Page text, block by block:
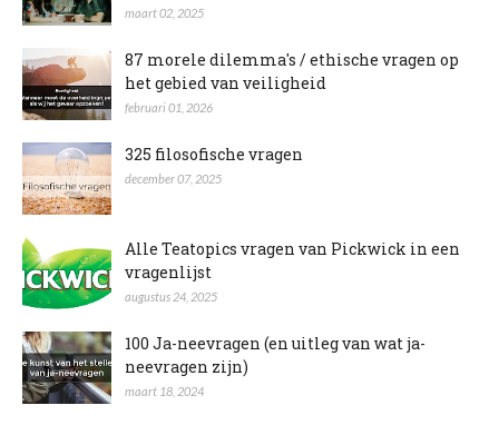
maart 02, 2025
87 morele dilemma's / ethische vragen op
het gebied van veiligheid
februari 01, 2026
325 filosofische vragen
december 07, 2025
Alle Teatopics vragen van Pickwick in een
vragenlijst
augustus 24, 2025
100 Ja-neevragen (en uitleg van wat ja-
neevragen zijn)
maart 18, 2024